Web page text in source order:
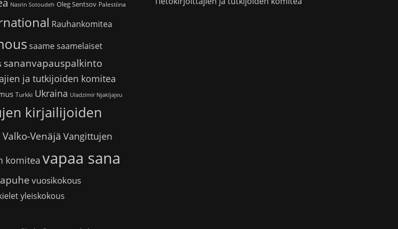
Nasrin Sotoudeh Oleg Sentsov Palestiina
Rauhankomitea
saamesaamelaiset
sananvapauspalkinto
ja tutkijoiden komitea
Turkki Ukraina Uladzimir Njakljajeu
kirjailijoiden
Valko-Venäjä Vangittujen
komitea vapaa sana
vuosikokous
yleiskokous